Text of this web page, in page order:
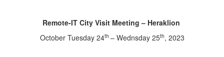
Remote-IT City Visit Meeting – Heraklion
October Tuesday 24th – Wednsday 25th, 2023